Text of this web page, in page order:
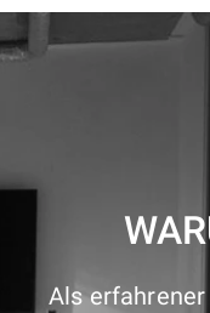
Als